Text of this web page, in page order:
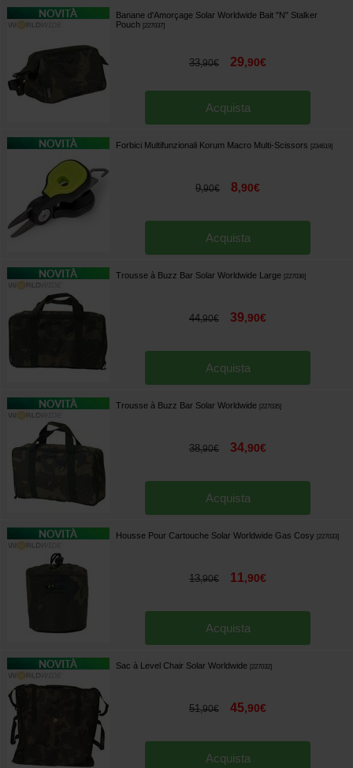
Banane d'Amorçage Solar Worldwide Bait "N" Stalker
Pouch
227037]
33,90€ 29,90€
Acquista
Forbici Multifunzionali Korum Macro Multi-Scissors 234619]
9,90€ 8,90€
Acquista
Trousse à Buzz Bar Solar Worldwide Large 227036]
44,90€ 39,90€
Acquista
Trousse à Buzz Bar Solar Worldwide 227035]
38,90€ 34,90€
Acquista
Housse Pour Cartouche Solar Worldwide Gas Cosy 227033]
13,90€ 11,90€
Acquista
Sac à Level Chair Solar Worldwide 227032]
51,90€ 45,90€
Acquista